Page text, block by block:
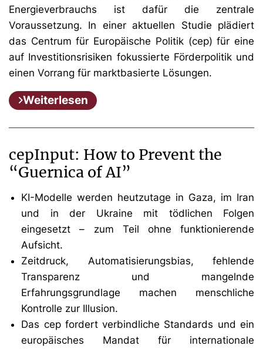
Energieverbrauchs ist dafür die zentrale
Voraussetzung. In einer aktuellen Studie plädiert
das Centrum für Europäische Politik (cep) für eine
auf Investitionsrisiken fokussierte Förderpolitik und
einen Vorrang für marktbasierte Lösungen.
Weiterlesen
cepInput: How to Prevent the
“Guernica of AI”
KI-Modelle werden heutzutage in Gaza, im Iran
und in der Ukraine mit tödlichen Folgen
eingesetzt – zum Teil ohne funktionierende
Aufsicht.
Zeitdruck, Automatisierungsbias, fehlende
Transparenz und mangelnde
Erfahrungsgrundlage machen menschliche
Kontrolle zur Illusion.
Das cep fordert verbindliche Standards und ein
europäisches Mandat für internationale